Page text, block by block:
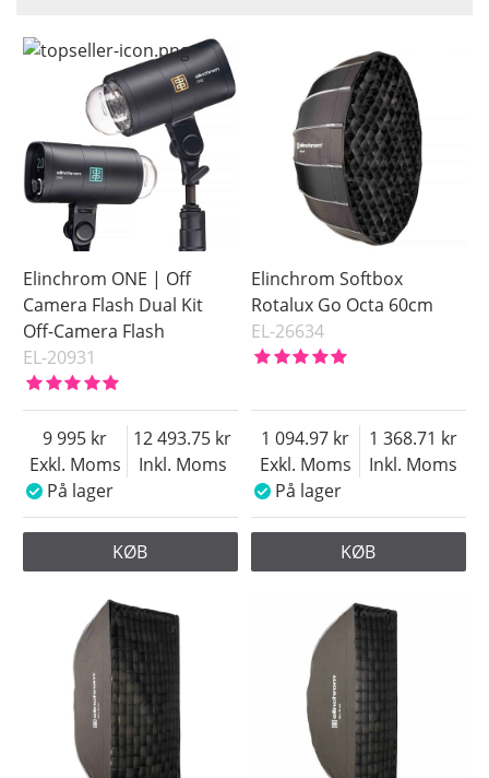
Inkl. Moms
På lager
Elinchrom ONE | Off
Camera Flash Dual Kit
Off-Camera Flash
EL-20931
Exkl. Moms
9 995
Inkl. Moms
12 493.75
På lager
KØB
Elinchrom Softbox
Rotalux Go Octa 60cm
EL-26634
Exkl. Moms
1 094.97
Inkl. Moms
1 368.71
På lager
KØB